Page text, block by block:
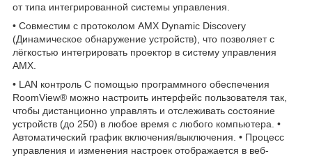
от типа интегрированной системы управления.
• Совместим с протоколом AMX Dynamic Discovery
(Динамическое обнаружение устройств), что позволяет с
лёгкостью интегрировать проектор в систему управления
AMX.
• LAN контроль С помощью программного обеспечения
RoomView® можно настроить интерфейс пользователя так,
чтобы дистанционно управлять и отслеживать состояние
устройств (до 250) в любое время с любого компьютера. •
Автоматический график включения/выключения. • Процесс
управления и изменения настроек отображается в веб-